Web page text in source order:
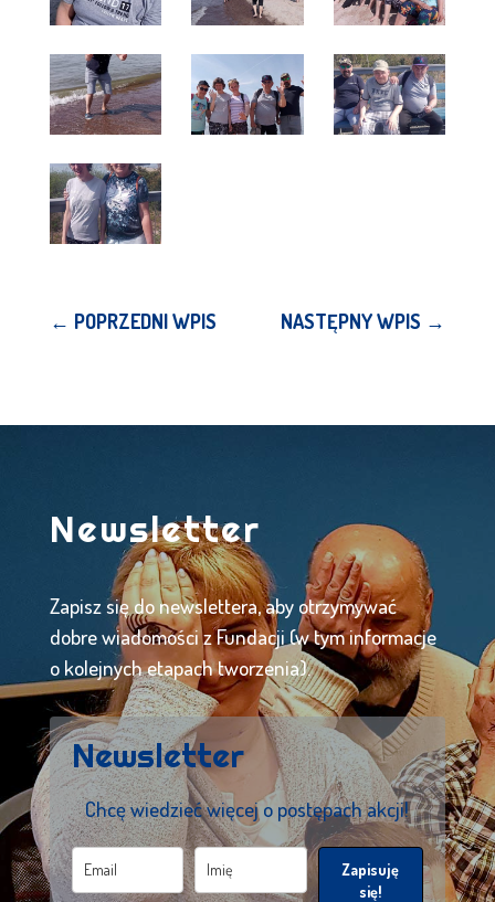
← POPRZEDNI WPIS NASTĘPNY WPIS →
Newsletter
Zapisz się do newslettera, aby otrzymywać
dobre wiadomości z Fundacji (w tym informacje
o kolejnych etapach tworzenia).
Newsletter
Chcę wiedzieć więcej o postępach akcji!
Zapisuję
się!